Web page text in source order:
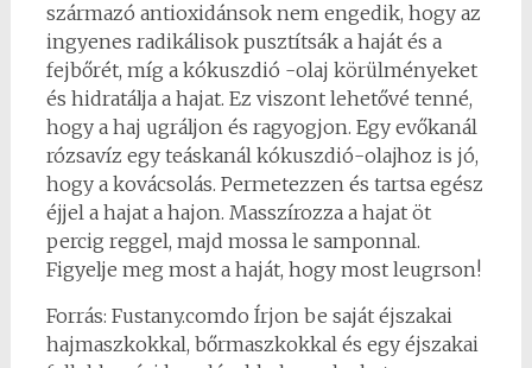
származó antioxidánsok nem engedik, hogy az
ingyenes radikálisok pusztítsák a haját és a
fejbőrét, míg a kókuszdió -olaj körülményeket
és hidratálja a hajat. Ez viszont lehetővé tenné,
hogy a haj ugráljon és ragyogjon. Egy evőkanál
rózsavíz egy teáskanál kókuszdió-olajhoz is jó,
hogy a kovácsolás. Permetezzen és tartsa egész
éjjel a hajat a hajon. Masszírozza a hajat öt
percig reggel, majd mossa le samponnal.
Figyelje meg most a haját, hogy most leugrson!
Forrás: Fustany.comdo Írjon be saját éjszakai
hajmaszkokkal, bőrmaszkokkal és egy éjszakai